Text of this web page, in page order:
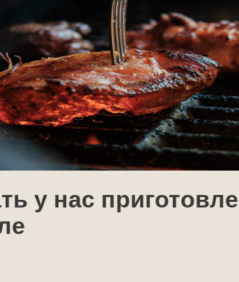
у нас приготовление